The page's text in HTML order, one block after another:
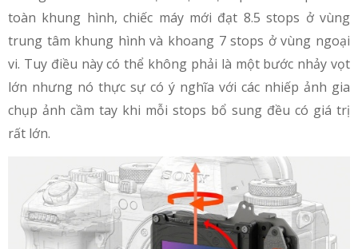
toàn khung hình, chiếc máy mới đạt 8.5 stops ở vùng
trung tâm khung hình và khoang 7 stops ở vùng ngoại
vi. Tuy điều này có thể không phải là một bước nhảy vọt
lớn nhưng nó thực sự có ý nghĩa với các nhiếp ảnh gia
chụp ảnh cầm tay khi mỗi stops bổ sung đều có giá trị
rất lớn.